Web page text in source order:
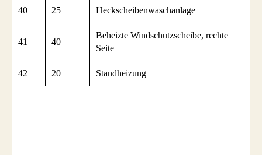
40 25 Heckscheibenwaschanlage
41 40
Beheizte Windschutzscheibe, rechte
Seite
42 20 Standheizung